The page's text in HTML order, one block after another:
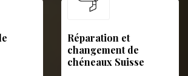
Réparation et
changement de
chéneaux Suisse